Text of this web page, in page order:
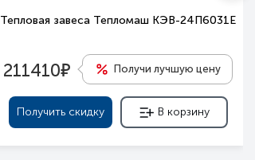
Тепловая завеса Тепломаш КЭВ-24П6031Е
211410е Получи лучшую цену
Получить скидку В корзину